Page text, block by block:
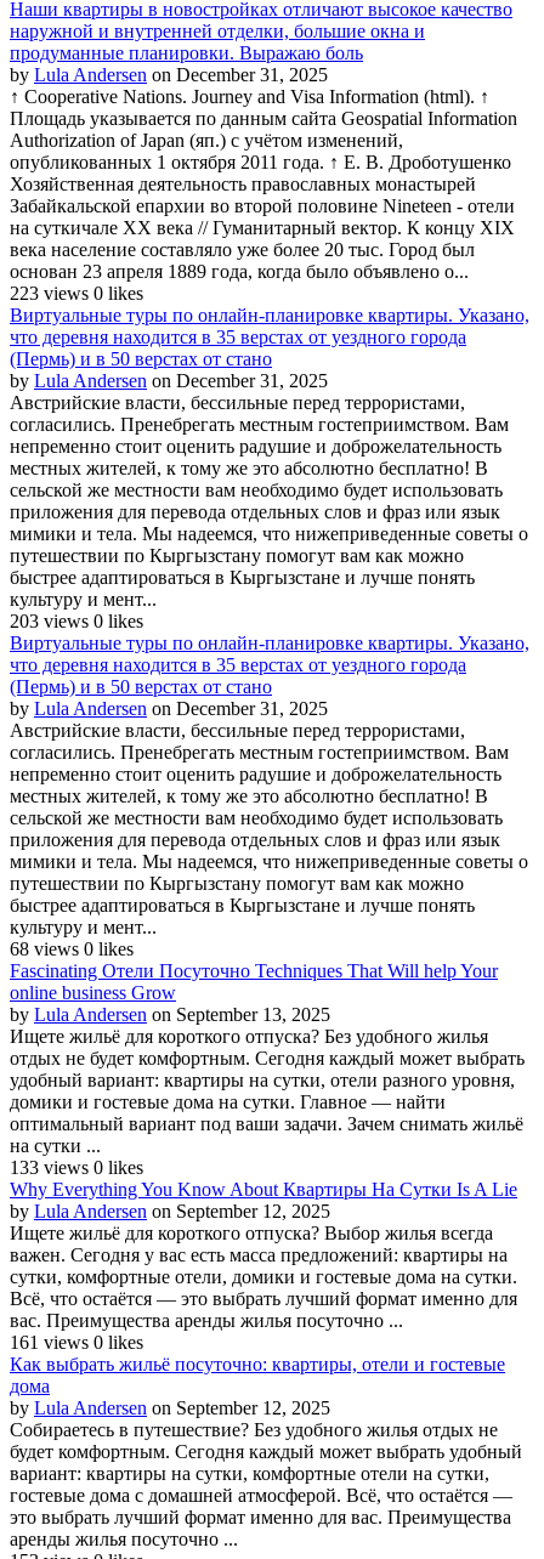
Наши квартиры в новостройках отличают высокое качество
наружной и внутренней отделки, большие окна и
продуманные планировки. Выражаю боль
by Lula Andersen on December 31, 2025
↑ Cooperative Nations. Journey and Visa Information (html). ↑
Площадь указывается по данным сайта Geospatial Information
Authorization of Japan (яп.) с учётом изменений,
опубликованных 1 октября 2011 года. ↑ Е. В. Дроботушенко
Хозяйственная деятельность православных монастырей
Забайкальской епархии во второй половине Nineteen - отели
на суткичале XX века // Гуманитарный вектор. К концу XIX
века население составляло уже более 20 тыс. Город был
основан 23 апреля 1889 года, когда было объявлено о...
223 views 0 likes
Виртуальные туры по онлайн-планировке квартиры. Указано,
что деревня находится в 35 верстах от уездного города
(Пермь) и в 50 верстах от стано
by Lula Andersen on December 31, 2025
Австрийские власти, бессильные перед террористами,
согласились. Пренебрегать местным гостеприимством. Вам
непременно стоит оценить радушие и доброжелательность
местных жителей, к тому же это абсолютно бесплатно! В
сельской же местности вам необходимо будет использовать
приложения для перевода отдельных слов и фраз или язык
мимики и тела. Мы надеемся, что нижеприведенные советы о
путешествии по Кыргызстану помогут вам как можно
быстрее адаптироваться в Кыргызстане и лучше понять
культуру и мент...
203 views 0 likes
Виртуальные туры по онлайн-планировке квартиры. Указано,
что деревня находится в 35 верстах от уездного города
(Пермь) и в 50 верстах от стано
by Lula Andersen on December 31, 2025
Австрийские власти, бессильные перед террористами,
согласились. Пренебрегать местным гостеприимством. Вам
непременно стоит оценить радушие и доброжелательность
местных жителей, к тому же это абсолютно бесплатно! В
сельской же местности вам необходимо будет использовать
приложения для перевода отдельных слов и фраз или язык
мимики и тела. Мы надеемся, что нижеприведенные советы о
путешествии по Кыргызстану помогут вам как можно
быстрее адаптироваться в Кыргызстане и лучше понять
культуру и мент...
68 views 0 likes
Fascinating Отели Посуточно Techniques That Will help Your
online business Grow
by Lula Andersen on September 13, 2025
Ищете жильё для короткого отпуска? Без удобного жилья
отдых не будет комфортным. Сегодня каждый может выбрать
удобный вариант: квартиры на сутки, отели разного уровня,
домики и гостевые дома на сутки. Главное — найти
оптимальный вариант под ваши задачи. Зачем снимать жильё
на сутки ...
133 views 0 likes
Why Everything You Know About Квартиры На Сутки Is A Lie
by Lula Andersen on September 12, 2025
Ищете жильё для короткого отпуска? Выбор жилья всегда
важен. Сегодня у вас есть масса предложений: квартиры на
сутки, комфортные отели, домики и гостевые дома на сутки.
Всё, что остаётся — это выбрать лучший формат именно для
вас. Преимущества аренды жилья посуточно ...
161 views 0 likes
Как выбрать жильё посуточно: квартиры, отели и гостевые
дома
by Lula Andersen on September 12, 2025
Собираетесь в путешествие? Без удобного жилья отдых не
будет комфортным. Сегодня каждый может выбрать удобный
вариант: квартиры на сутки, комфортные отели на сутки,
гостевые дома с домашней атмосферой. Всё, что остаётся —
это выбрать лучший формат именно для вас. Преимущества
аренды жилья посуточно ...